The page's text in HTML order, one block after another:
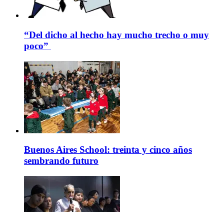
“Del dicho al hecho hay mucho trecho o muy
poco”
Buenos Aires School: treinta y cinco años
sembrando futuro